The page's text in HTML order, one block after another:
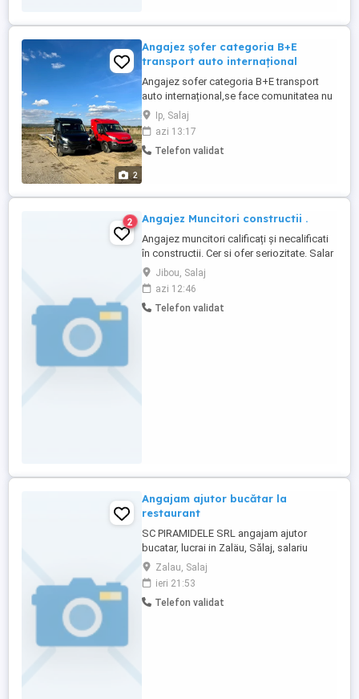
2
Angajez șofer categoria B+E
transport auto internațional
Angajez sofer categoria B+E transport
auto internațional,se face comunitatea nu
tur retur,3 poziții,ofer mașină Iveco
2018,cer și ofer seriozitate,pentru mai
multe informații despre locul de muncă
contactați-mă la numărul de telefon .
Ip, Salaj
azi 13:17
Telefon validat
2 Angajez Muncitori constructii .
Angajez muncitori calificați și necalificati
în constructii. Cer si ofer seriozitate. Salar
între 3000 si 6500 lei in functie de abilități.
Jibou, Salaj
azi 12:46
Telefon validat
Angajam ajutor bucătar la
restaurant
SC PIRAMIDELE SRL angajam ajutor
bucatar, lucrai in Zaläu, Sălaj, salariu
atractiv, mai multe detalii la nr. Angajam 10
ajutor bucătar, COD COR : 941101 Sunt 10
locuri vacante . sediul social : Bdul. Mihai
Viteazul 26 BI. B120 Et. P Ap. 33 V, Zaläu,
Zalau, Salaj
ieri 21:53
Telefon validat